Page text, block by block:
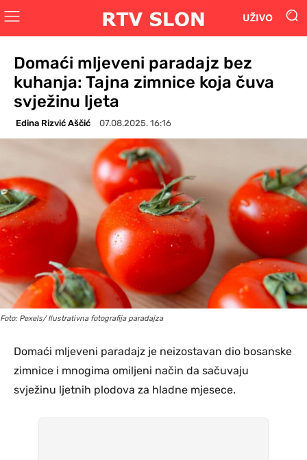
UŽIVO
Domaći mljeveni paradajz bez
kuhanja: Tajna zimnice koja čuva
svježinu ljeta
Edina Rizvić Aščić 07.08.2025. 16:16
Foto: Pexels/ Ilustrativna fotografija paradajza
Domaći mljeveni paradajz je neizostavan dio bosanske
zimnice i mnogima omiljeni način da sačuvaju
svježinu ljetnih plodova za hladne mjesece.